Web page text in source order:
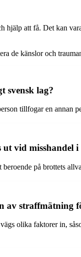
hjälp att få. Det kan
de känslor och
svensk lag?
tillfogar en annan
vid misshandel i
på brottets
av straffmätning
olika faktorer in,